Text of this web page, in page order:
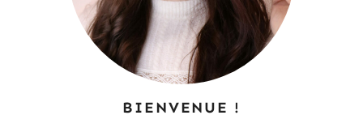
BIENVENUE !